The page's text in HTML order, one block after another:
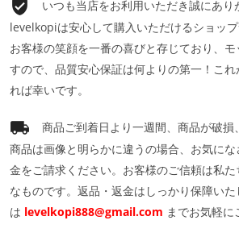
いつも当店をお利用いただき誠にあり
levelkopiは安心して購入いただけるショッ
お客様の笑顔を一番の喜びと存じており、
すので、品質安心保証は何よりの第一！こ
れば幸いです。
商品ご到着日より一週間、商品が破損
商品は画像と明らかに違うの場合、お気に
金をご請求ください。お客様のご信頼は私
なものです。返品・返金はしっかり保障い
は levelkopi888@gmail.com までお気軽に